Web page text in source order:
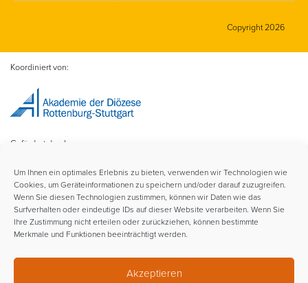
Um Ihnen ein optimales Erlebnis zu bieten, verwenden wir Technologien wie
Cookies, um Geräteinformationen zu speichern und/oder darauf zuzugreifen.
Wenn Sie diesen Technologien zustimmen, können wir Daten wie das
Surfverhalten oder eindeutige IDs auf dieser Website verarbeiten. Wenn Sie
Ihre Zustimmung nicht erteilen oder zurückziehen, können bestimmte
Merkmale und Funktionen beeinträchtigt werden.
Akzeptieren
Copyright 2026
Koordiniert von:
Gefördert durch:
Im Rahmen der: